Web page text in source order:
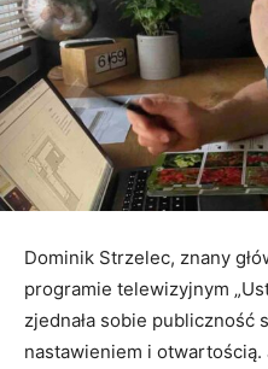
Dominik Strzelec, znany
programie telewizyjnym
zjednała sobie publiczność
nastawieniem i